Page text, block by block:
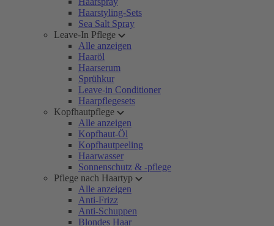
Haarstyling-Sets
Sea Salt Spray
Leave-In Pflege
Alle anzeigen
Haaröl
Haarserum
Sprühkur
Leave-in Conditioner
Haarpflegesets
Kopfhautpflege
Alle anzeigen
Kopfhaut-Öl
Kopfhautpeeling
Haarwasser
Sonnenschutz & -pflege
Pflege nach Haartyp
Alle anzeigen
Anti-Frizz
Anti-Schuppen
Blondes Haar